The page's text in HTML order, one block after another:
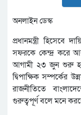
অনলাইন ডেস্ক
প্রধানমন্ত্রী হিসেবে
সফরকে কেন্দ্র করে
আগামী ২৩ জুন শুরু
দ্বিপাক্ষিক সম্পর্কের
রাজনীতিতে
গুরুত্বপূর্ণ বলে মনে